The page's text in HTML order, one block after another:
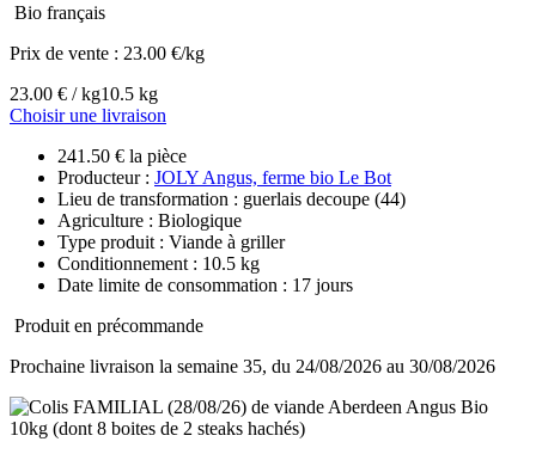
Bio français
Prix de vente : 23.00 €/kg
23.00 € / kg10.5 kg
Choisir une livraison
241.50 € la pièce
Producteur : JOLY Angus, ferme bio Le Bot
Lieu de transformation : guerlais decoupe (44)
Agriculture : Biologique
Type produit : Viande à griller
Conditionnement : 10.5 kg
Date limite de consommation : 17 jours
Produit en précommande
Prochaine livraison la semaine 35, du 24/08/2026 au 30/08/2026